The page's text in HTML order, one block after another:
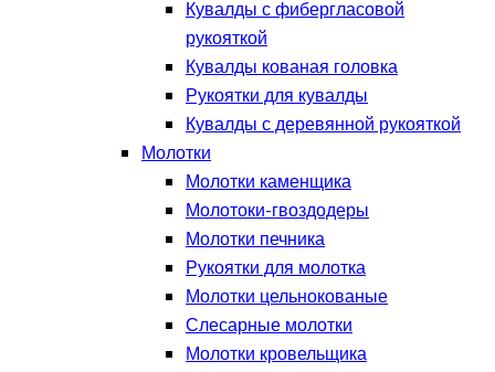
Кувалды с фибергласовой
рукояткой
Кувалды кованая головка
Рукоятки для кувалды
Кувалды с деревянной рукояткой
Молотки
Молотки каменщика
Молотоки-гвоздодеры
Молотки печника
Рукоятки для молотка
Молотки цельнокованые
Слесарные молотки
Молотки кровельщика